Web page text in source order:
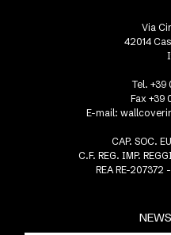
Via
42014
Tel. +39
Fax +39
E-mail:
CAP. SOC.
C.F. REG. IMP.
REA RE-207372